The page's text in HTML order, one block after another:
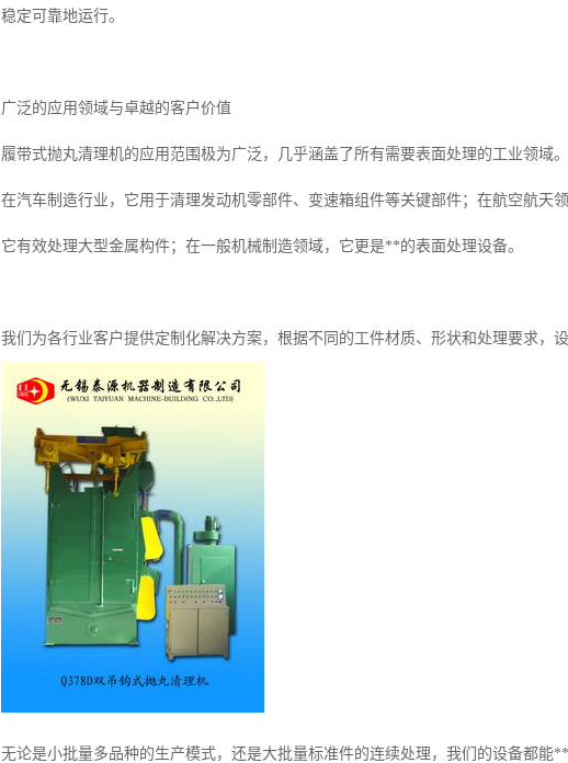
稳定可靠地运行。
广泛的应用领域与卓越的客户价值
履带式抛丸清理机的应用范围极为广泛，几乎涵盖了所有需要表面处理的工业领域。
在汽车制造行业，它用于清理发动机零部件、变速箱组件等关键部件；在航空航天
它有效处理大型金属构件；在一般机械制造领域，它更是**的表面处理设备。
我们为各行业客户提供定制化解决方案，根据不同的工件材质、形状和处理要求，
无论是小批量多品种的生产模式，还是大批量标准件的连续处理，我们的设备都能